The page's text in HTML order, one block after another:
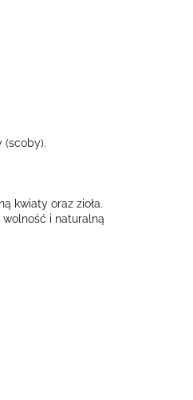
(scoby).
kwiaty oraz zioła.
wolność i naturalną